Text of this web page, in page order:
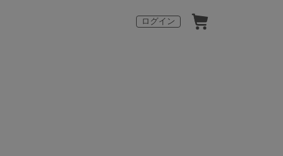
ログイン